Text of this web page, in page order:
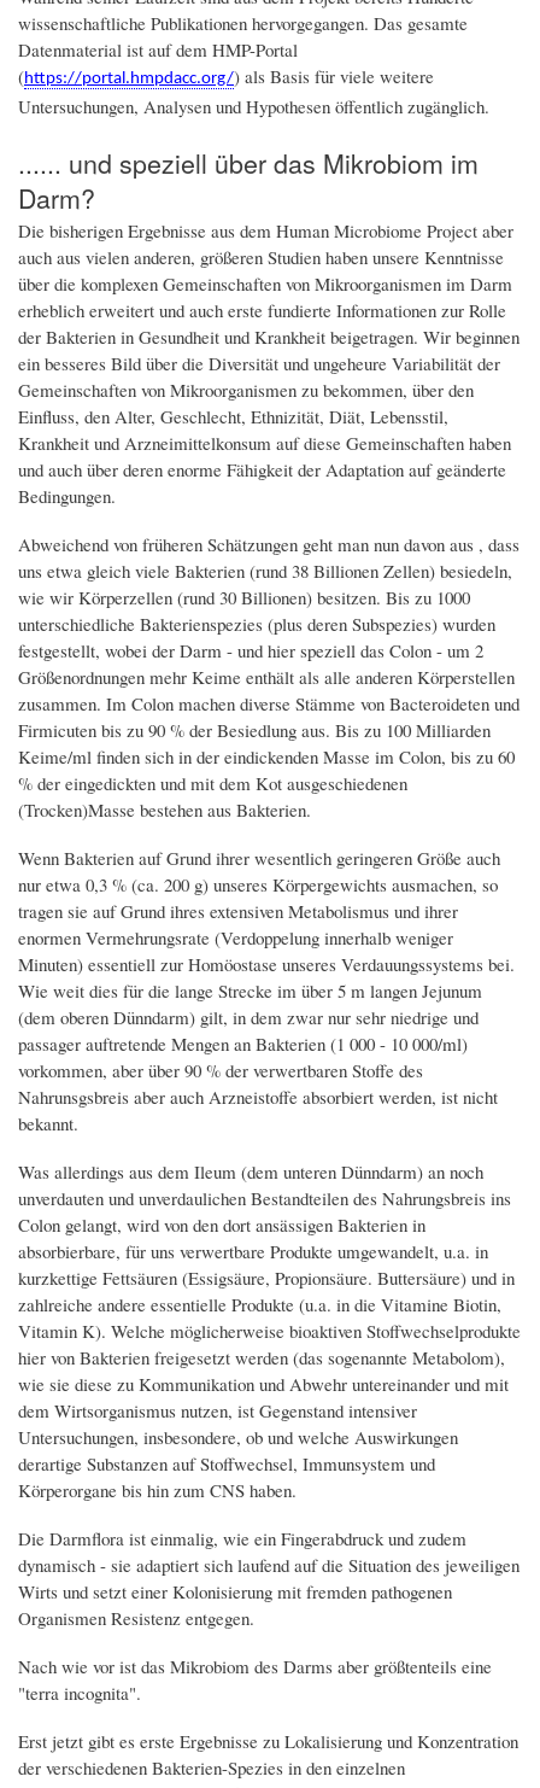
wissenschaftliche Publikationen hervorgegangen. Das gesamte
Datenmaterial ist auf dem HMP-Portal
(https://portal.hmpdacc.org/) als Basis für viele weitere
Untersuchungen, Analysen und Hypothesen öffentlich zugänglich.
...... und speziell über das Mikrobiom im
Darm?
Die bisherigen Ergebnisse aus dem Human Microbiome Project aber
auch aus vielen anderen, größeren Studien haben unsere Kenntnisse
über die komplexen Gemeinschaften von Mikroorganismen im Darm
erheblich erweitert und auch erste fundierte Informationen zur Rolle
der Bakterien in Gesundheit und Krankheit beigetragen. Wir beginnen
ein besseres Bild über die Diversität und ungeheure Variabilität der
Gemeinschaften von Mikroorganismen zu bekommen, über den
Einfluss, den Alter, Geschlecht, Ethnizität, Diät, Lebensstil,
Krankheit und Arzneimittelkonsum auf diese Gemeinschaften haben
und auch über deren enorme Fähigkeit der Adaptation auf geänderte
Bedingungen.
Abweichend von früheren Schätzungen geht man nun davon aus , dass
uns etwa gleich viele Bakterien (rund 38 Billionen Zellen) besiedeln,
wie wir Körperzellen (rund 30 Billionen) besitzen. Bis zu 1000
unterschiedliche Bakterienspezies (plus deren Subspezies) wurden
festgestellt, wobei der Darm - und hier speziell das Colon - um 2
Größenordnungen mehr Keime enthält als alle anderen Körperstellen
zusammen. Im Colon machen diverse Stämme von Bacteroideten und
Firmicuten bis zu 90 % der Besiedlung aus. Bis zu 100 Milliarden
Keime/ml finden sich in der eindickenden Masse im Colon, bis zu 60
% der eingedickten und mit dem Kot ausgeschiedenen
(Trocken)Masse bestehen aus Bakterien.
Wenn Bakterien auf Grund ihrer wesentlich geringeren Größe auch
nur etwa 0,3 % (ca. 200 g) unseres Körpergewichts ausmachen, so
tragen sie auf Grund ihres extensiven Metabolismus und ihrer
enormen Vermehrungsrate (Verdoppelung innerhalb weniger
Minuten) essentiell zur Homöostase unseres Verdauungssystems bei.
Wie weit dies für die lange Strecke im über 5 m langen Jejunum
(dem oberen Dünndarm) gilt, in dem zwar nur sehr niedrige und
passager auftretende Mengen an Bakterien (1 000 - 10 000/ml)
vorkommen, aber über 90 % der verwertbaren Stoffe des
Nahrunsgsbreis aber auch Arzneistoffe absorbiert werden, ist nicht
bekannt.
Was allerdings aus dem Ileum (dem unteren Dünndarm) an noch
unverdauten und unverdaulichen Bestandteilen des Nahrungsbreis ins
Colon gelangt, wird von den dort ansässigen Bakterien in
absorbierbare, für uns verwertbare Produkte umgewandelt, u.a. in
kurzkettige Fettsäuren (Essigsäure, Propionsäure. Buttersäure) und in
zahlreiche andere essentielle Produkte (u.a. in die Vitamine Biotin,
Vitamin K). Welche möglicherweise bioaktiven Stoffwechselprodukte
hier von Bakterien freigesetzt werden (das sogenannte Metabolom),
wie sie diese zu Kommunikation und Abwehr untereinander und mit
dem Wirtsorganismus nutzen, ist Gegenstand intensiver
Untersuchungen, insbesondere, ob und welche Auswirkungen
derartige Substanzen auf Stoffwechsel, Immunsystem und
Körperorgane bis hin zum CNS haben.
Die Darmflora ist einmalig, wie ein Fingerabdruck und zudem
dynamisch - sie adaptiert sich laufend auf die Situation des jeweiligen
Wirts und setzt einer Kolonisierung mit fremden pathogenen
Organismen Resistenz entgegen.
Nach wie vor ist das Mikrobiom des Darms aber größtenteils eine
"terra incognita".
Erst jetzt gibt es erste Ergebnisse zu Lokalisierung und Konzentration
der verschiedenen Bakterien-Spezies in den einzelnen